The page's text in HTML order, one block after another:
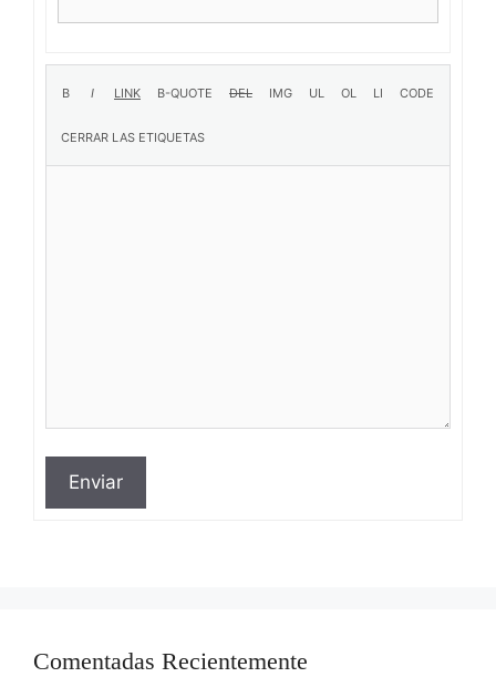
Enviar
Comentadas Recientemente